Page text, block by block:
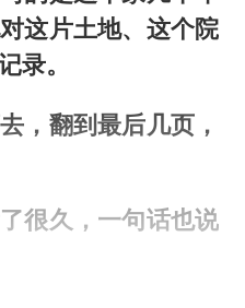
这片土地、这个院
录。
，翻到最后几页，
很久，一句话也说